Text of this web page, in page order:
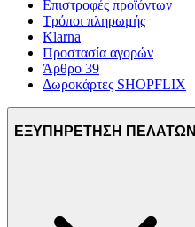
Επιστροφές προϊόντων
Τρόποι πληρωμής
Klarna
Προστασία αγορών
Άρθρο 39
Δωροκάρτες SHOPFLIX
ΕΞΥΠΗΡΕΤΗΣΗ ΠΕΛΑΤΩΝ